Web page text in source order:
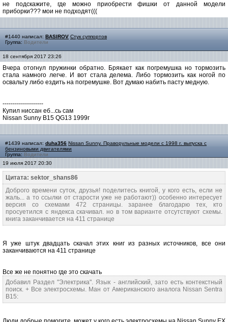
не подскажите, где можно приобрести фишки от данной модели
приборки??? мои не подходят(((
#1440 написал: BASIROV Стук суппортов
Группа: Водители
18 сентября 2017 23:26
Вчера отогнул пружинки обратно. Брякает как погремушка но тормозить
стала намного легче. И вот стала делема. Либо тормозить как ногой по
освальту либо ездить на погремушке. Вот думаю набить пасту медную.
--------------------
Купил ниссан еб...сь сам
Nissan Sunny B15 QG13 1999г
#1439 написал: duha356 Nissan Sunny. Праворульные модели с 1998 г. выпуска с
бензиновыми двигателями
Группа: Водители
19 июля 2017 20:30
Цитата: sektor_shans86
Доброго времени суток, друзья! поделитесь книгой, у кого есть, если не
жаль... а то ссылки от старости уже не работают)) особенно интересует
версия со схемами 472 страницы. заранее благодарю тех, кто
просуетился с яндекса скачивал. но в том варианте отсутствуют схемы.
книга заканчивается на 411 странице
Я уже штук двадцать скачал этих книг из разных источников, все они
заканчиваются на 411 странице
Все же не понятно где это скачать
Добавил Раздел "Электрика". Язык - английский, зато есть контекстный
поиск. + Все электросхемы. Ман от Американского аналога Nissan Sentra
B15: